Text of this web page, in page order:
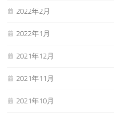
2022年2月
2022年1月
2021年12月
2021年11月
2021年10月